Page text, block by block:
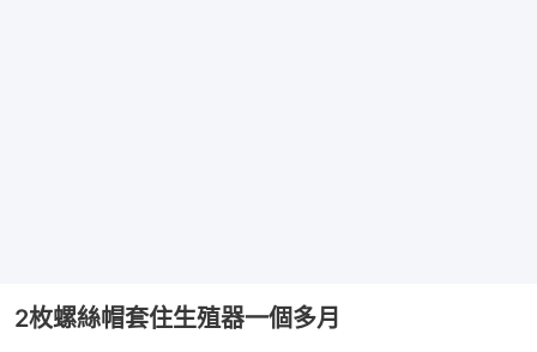
2枚螺絲帽套住生殖器一個多月